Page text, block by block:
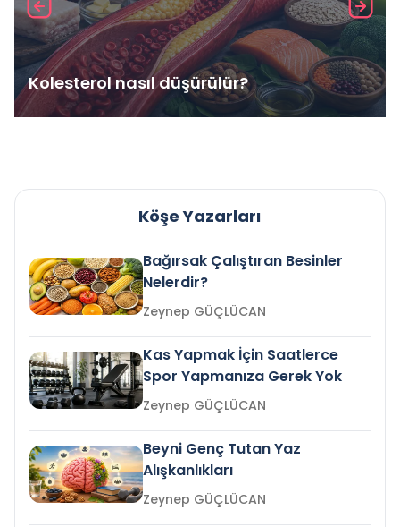
Kolesterol nasıl düşürülür?
Köşe Yazarları
Bağırsak Çalıştıran Besinler
Nelerdir?
Zeynep GÜÇLÜCAN
Kas Yapmak İçin Saatlerce
Spor Yapmanıza Gerek Yok
Zeynep GÜÇLÜCAN
Beyni Genç Tutan Yaz
Alışkanlıkları
Zeynep GÜÇLÜCAN